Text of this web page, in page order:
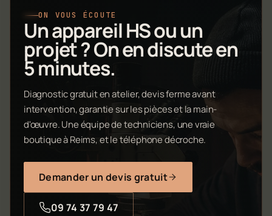
ON VOUS ÉCOUTE
Un appareil HS ou un
projet ? On en discute en
5 minutes.
Diagnostic gratuit en atelier, devis ferme avant
intervention, garantie sur les pièces et la main-
d'œuvre. Une équipe de techniciens, une vraie
boutique à Reims, et le téléphone décroche.
Demander un devis gratuit
09 74 37 79 47